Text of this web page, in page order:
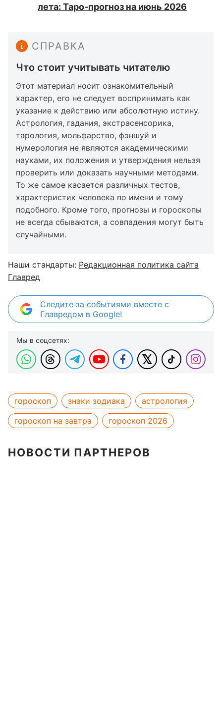
лета: Таро-прогноз на июнь 2026
СПРАВКА
Что стоит учитывать читателю
Этот материал носит ознакомительный
характер, его не следует воспринимать как
указание к действию или абсолютную истину.
Астрология, гадания, экстрасенсорика,
тарология, мольфарство, фэншуй и
нумерология не являются академическими
науками, их положения и утверждения нельзя
проверить или доказать научными методами.
То же самое касается различных тестов,
характеристик человека по имени и тому
подобного. Кроме того, прогнозы и гороскопы
не всегда сбываются, а совпадения могут быть
случайными.
Наши стандарты: Редакционная политика сайта
Главред
Следите за событиями вместе с
Главредом в Google!
Мы в соцсетях:
гороскоп знаки зодиака
астрология
гороскоп на завтра
гороскоп 2026
НОВОСТИ ПАРТНЕРОВ